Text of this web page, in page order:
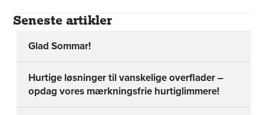
Seneste artikler
Glad Sommar!
Hurtige løsninger til vanskelige overflader –
opdag vores mærkningsfrie hurtiglimmere!